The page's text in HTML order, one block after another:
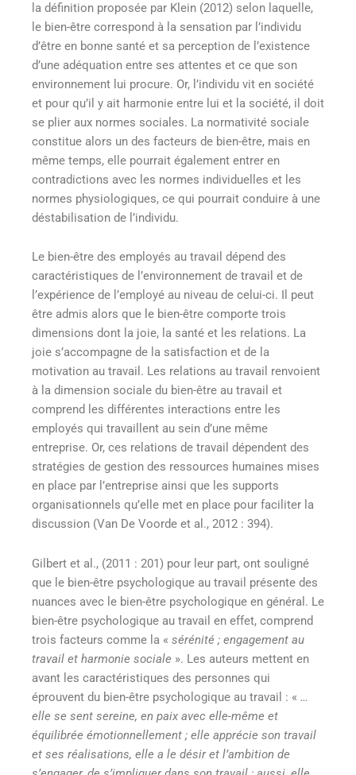
la définition proposée par Klein (2012) selon laquelle,
le bien-être correspond à la sensation par l’individu
d’être en bonne santé et sa perception de l’existence
d’une adéquation entre ses attentes et ce que son
environnement lui procure. Or, l’individu vit en société
et pour qu’il y ait harmonie entre lui et la société, il doit
se plier aux normes sociales. La normativité sociale
constitue alors un des facteurs de bien-être, mais en
même temps, elle pourrait également entrer en
contradictions avec les normes individuelles et les
normes physiologiques, ce qui pourrait conduire à une
déstabilisation de l’individu.
Le bien-être des employés au travail dépend des
caractéristiques de l’environnement de travail et de
l’expérience de l’employé au niveau de celui-ci. Il peut
être admis alors que le bien-être comporte trois
dimensions dont la joie, la santé et les relations. La
joie s’accompagne de la satisfaction et de la
motivation au travail. Les relations au travail renvoient
à la dimension sociale du bien-être au travail et
comprend les différentes interactions entre les
employés qui travaillent au sein d’une même
entreprise. Or, ces relations de travail dépendent des
stratégies de gestion des ressources humaines mises
en place par l’entreprise ainsi que les supports
organisationnels qu’elle met en place pour faciliter la
discussion (Van De Voorde et al., 2012 : 394).
Gilbert et al., (2011 : 201) pour leur part, ont souligné
que le bien-être psychologique au travail présente des
nuances avec le bien-être psychologique en général. Le
bien-être psychologique au travail en effet, comprend
trois facteurs comme la « sérénité ; engagement au
travail et harmonie sociale ». Les auteurs mettent en
avant les caractéristiques des personnes qui
éprouvent du bien-être psychologique au travail : « …
elle se sent sereine, en paix avec elle-même et
équilibrée émotionnellement ; elle apprécie son travail
et ses réalisations, elle a le désir et l’ambition de